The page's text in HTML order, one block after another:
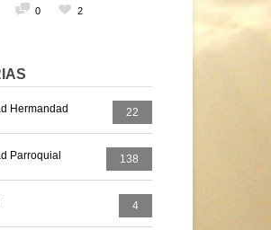
0 2
Hermandad 22
Parroquial 138
4